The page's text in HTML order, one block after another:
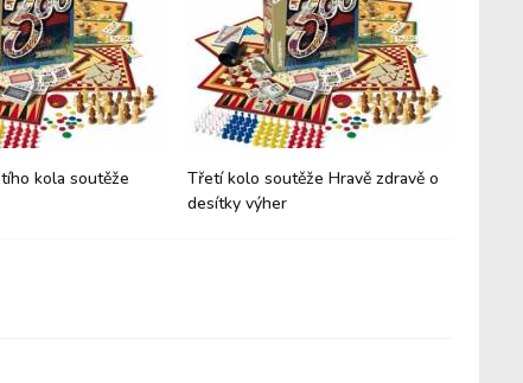
kola soutěže
Třetí kolo soutěže Hravě zdravě o
desítky výher